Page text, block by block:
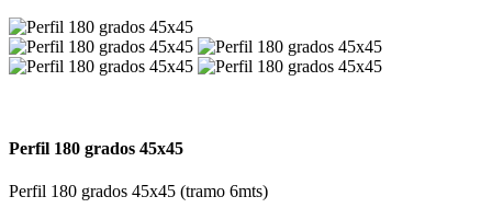
Perfil 180 grados 45x45
Perfil 180 grados 45x45 (tramo 6mts)